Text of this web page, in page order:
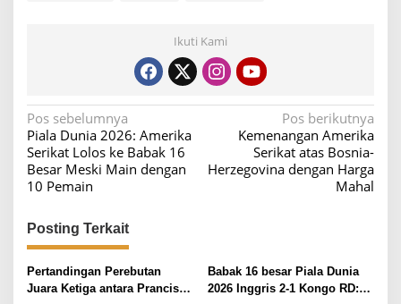
Ikuti Kami
N
a
v
i
g
a
s
i
Pos sebelumnya
Piala Dunia 2026: Amerika
Serikat Lolos ke Babak 16
Besar Meski Main dengan
10 Pemain
Pos berikutnya
Kemenangan Amerika
Serikat atas Bosnia-
Herzegovina dengan Harga
Mahal
Posting Terkait
Pertandingan Perebutan
Juara Ketiga antara Prancis
Babak 16 besar Piala Dunia
2026 Inggris 2-1 Kongo RD: